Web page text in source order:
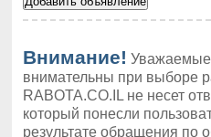
Внимание! Уважаемые
внимательны при выборе
RABOTA.CO.IL не несет
который понесли
результате обращения